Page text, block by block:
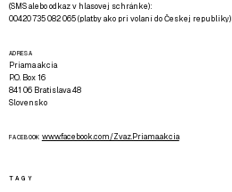
(SMS alebo odkaz v hlasovej schránke):
00420 735 082 065 (platby ako pri volaní do Českej republiky)
ADRESA
Priama akcia
P.O. Box 16
841 06 Bratislava 48
Slovensko
FACEBOOK www.facebook.com/Zvaz.Priama.akcia
TAGY